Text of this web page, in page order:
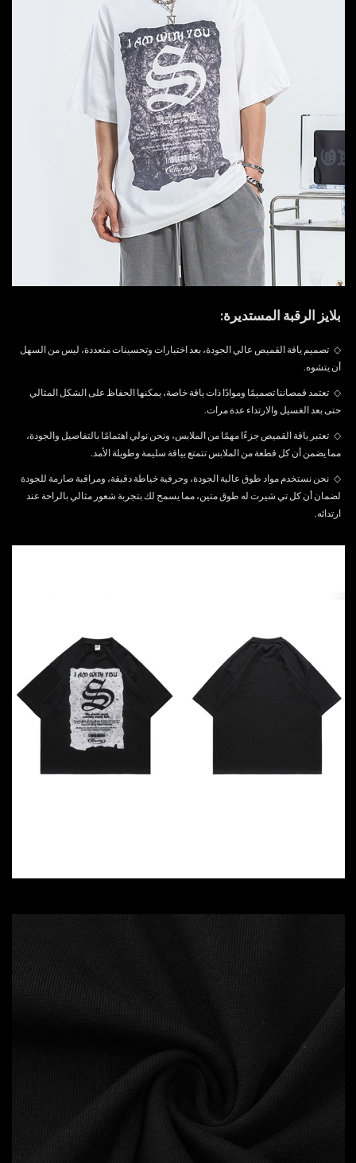
بلايز الرقبة المستديرة:
◇ تصميم ياقة القميص عالي الجودة، بعد اختبارات وتحسينات متعددة، ليس من السهل
أن يتشوه.
◇ تعتمد قمصاننا تصميمًا وموادًا ذات ياقة خاصة، يمكنها الحفاظ على الشكل المثالي
حتى بعد الغسيل والارتداء عدة مرات.
◇ تعتبر ياقة القميص جزءًا مهمًا من الملابس، ونحن نولي اهتمامًا بالتفاصيل والجودة،
مما يضمن أن كل قطعة من الملابس تتمتع بياقة سليمة وطويلة الأمد.
◇ نحن نستخدم مواد طوق عالية الجودة، وحرفية خياطة دقيقة، ومراقبة صارمة للجودة
لضمان أن كل تي شيرت له طوق متين، مما يسمح لك بتجربة شعور مثالي بالراحة عند
ارتدائه.